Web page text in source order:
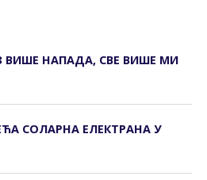
ВИШЕ НАПАДА, СВЕ ВИШЕ МИ
СОЛАРНА ЕЛЕКТРАНА У